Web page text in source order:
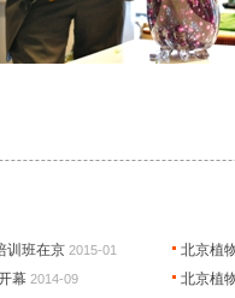
训班在京 2015-01
北京植
幕 2014-09
北京植